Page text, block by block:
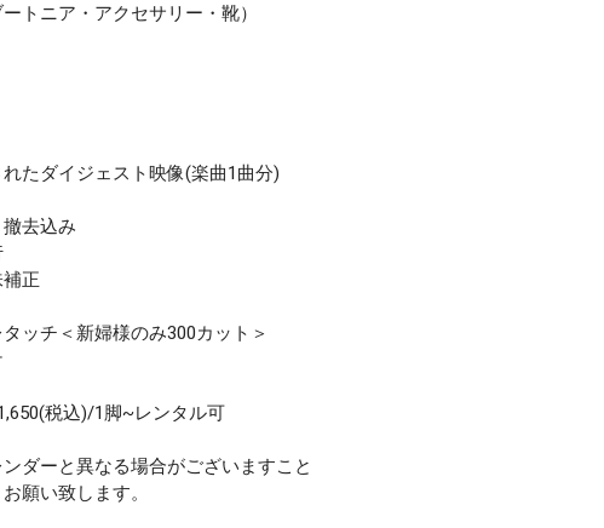
トニア・アクセサリー・靴）
たダイジェスト映像(楽曲1曲分)
去込み
正
ッチ＜新婦様のみ300カット＞
税込)/1脚~レンタル可
ダーと異なる場合がございますこと
願い致します。